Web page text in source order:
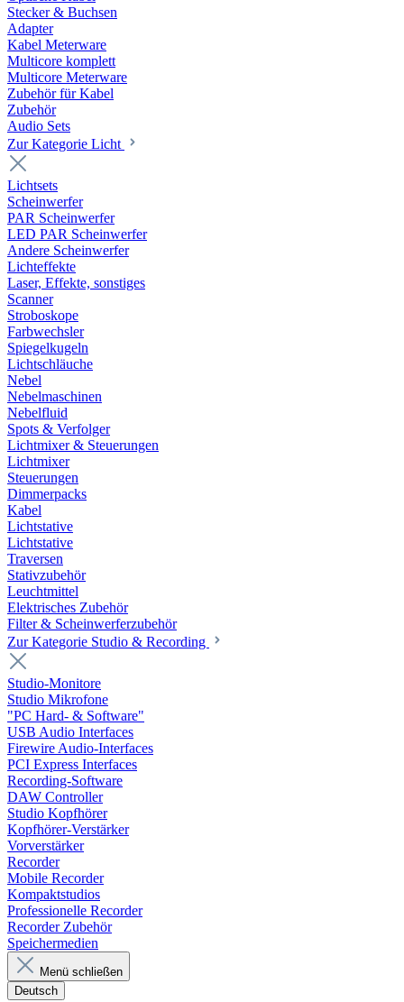
Stecker & Buchsen
Adapter
Kabel Meterware
Multicore komplett
Multicore Meterware
Zubehör für Kabel
Zubehör
Audio Sets
Zur Kategorie Licht
Lichtsets
Scheinwerfer
PAR Scheinwerfer
LED PAR Scheinwerfer
Andere Scheinwerfer
Lichteffekte
Laser, Effekte, sonstiges
Scanner
Stroboskope
Farbwechsler
Spiegelkugeln
Lichtschläuche
Nebel
Nebelmaschinen
Nebelfluid
Spots & Verfolger
Lichtmixer & Steuerungen
Lichtmixer
Steuerungen
Dimmerpacks
Kabel
Lichtstative
Lichtstative
Traversen
Stativzubehör
Leuchtmittel
Elektrisches Zubehör
Filter & Scheinwerferzubehör
Zur Kategorie Studio & Recording
Studio-Monitore
Studio Mikrofone
"PC Hard- & Software"
USB Audio Interfaces
Firewire Audio-Interfaces
PCI Express Interfaces
Recording-Software
DAW Controller
Studio Kopfhörer
Kopfhörer-Verstärker
Vorverstärker
Recorder
Mobile Recorder
Kompaktstudios
Professionelle Recorder
Recorder Zubehör
Speichermedien
Menü schließen
Deutsch